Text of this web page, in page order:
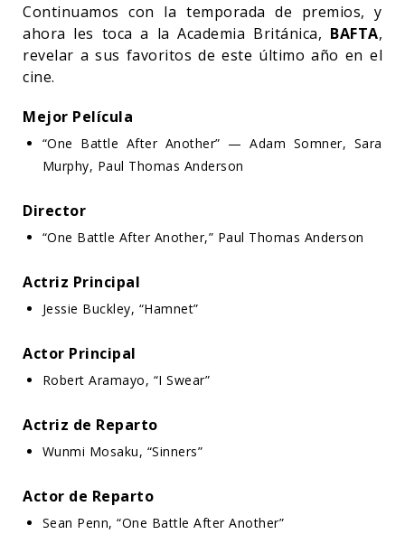
Continuamos con la temporada de premios, y
ahora les toca a la Academia Británica, BAFTA,
revelar a sus favoritos de este último año en el
cine.
Mejor Película
“One Battle After Another” — Adam Somner, Sara
Murphy, Paul Thomas Anderson
Director
“One Battle After Another,” Paul Thomas Anderson
Actriz Principal
Jessie Buckley, “Hamnet”
Actor Principal
Robert Aramayo, “I Swear”
Actriz de Reparto
Wunmi Mosaku, “Sinners”
Actor de Reparto
Sean Penn, “One Battle After Another”